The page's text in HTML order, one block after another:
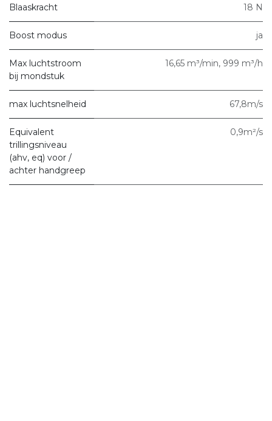
Blaaskracht 18 N
Boost modus ja
Max luchtstroom
bij mondstuk
16,65 m³/min, 999 m³/h
max luchtsnelheid 67,8m/s
Equivalent
trillingsniveau
(ahv, eq) voor /
achter handgreep
0,9m²/s